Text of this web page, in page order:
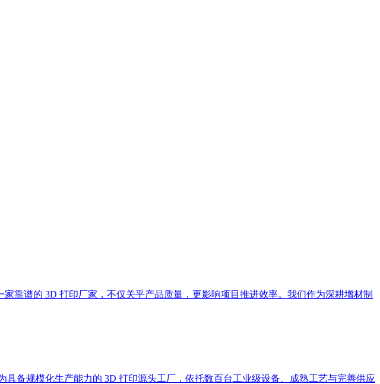
靠谱的 3D 打印厂家，不仅关乎产品质量，更影响项目推进效率。我们作为深耕增材制
备规模化生产能力的 3D 打印源头工厂，依托数百台工业级设备、成熟工艺与完善供应